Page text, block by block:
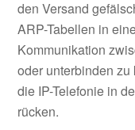
den Versand
ARP-Tabellen in
Kommunikation
oder unterbinden
die IP-Telefonie in
rücken.